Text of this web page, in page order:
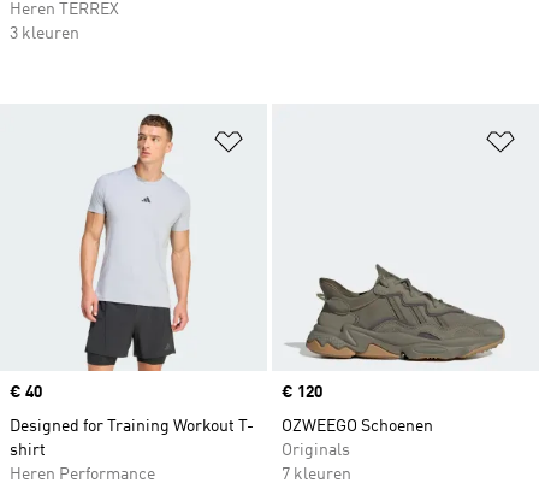
Price
€ 40
Designed for Training Workout T-
shirt
Heren Performance
Price
€ 120
OZWEEGO Schoenen
Originals
7 kleuren
Heren TERREX
3 kleuren